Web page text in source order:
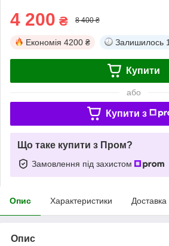
4 200 ₴ 8 400 ₴
Економія 4200 ₴ Залишилось
Купити
або
Купити з
Що таке купити з Пром?
Замовлення під захистом
Опис Характеристики Доставка
Опис